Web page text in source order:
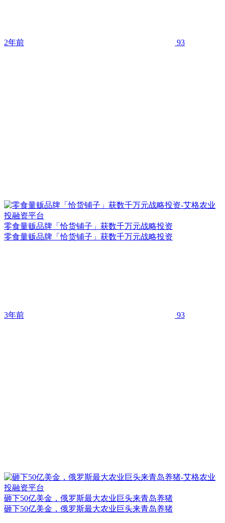
2年前 93
零食量贩品牌「恰货铺子」获数千万元战略投资
零食量贩品牌「恰货铺子」获数千万元战略投资
3年前 93
砸下50亿美金，俄罗斯最大农业巨头来青岛养猪
砸下50亿美金，俄罗斯最大农业巨头来青岛养猪